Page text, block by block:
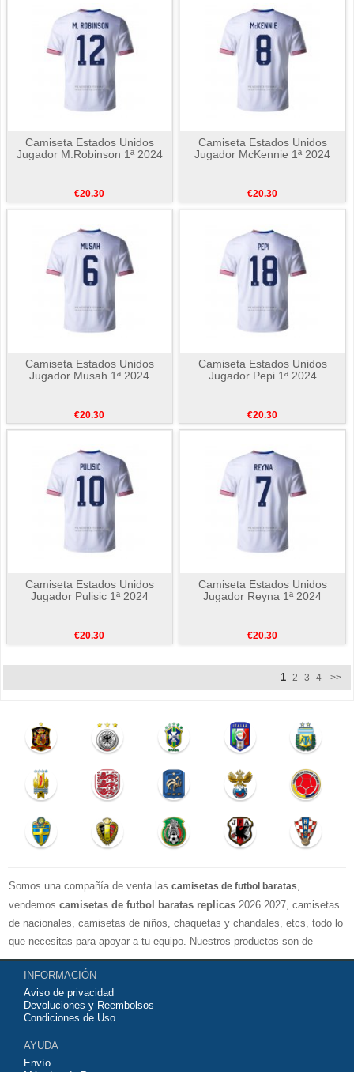
Camiseta Estados Unidos
Jugador M.Robinson 1ª 2024
€20.30
Camiseta Estados Unidos
Jugador McKennie 1ª 2024
€20.30
Camiseta Estados Unidos
Jugador Musah 1ª 2024
€20.30
Camiseta Estados Unidos
Jugador Pepi 1ª 2024
€20.30
Camiseta Estados Unidos
Jugador Pulisic 1ª 2024
€20.30
Camiseta Estados Unidos
Jugador Reyna 1ª 2024
€20.30
1 2 3 4 >>
Somos una compañía de venta las camisetas de futbol baratas,
vendemos camisetas de futbol baratas replicas 2026 2027, camisetas
de nacionales, camisetas de niños, chaquetas y chandales, etcs, todo lo
que necesitas para apoyar a tu equipo. Nuestros productos son de
exelente calidad y buen precio. Espero que usted puede estar satisfecho,
Agradecemos sus comentarios y sugerencias.
INFORMACIÓN
Aviso de privacidad
Devoluciones y Reembolsos
Condiciones de Uso
AYUDA
Envío